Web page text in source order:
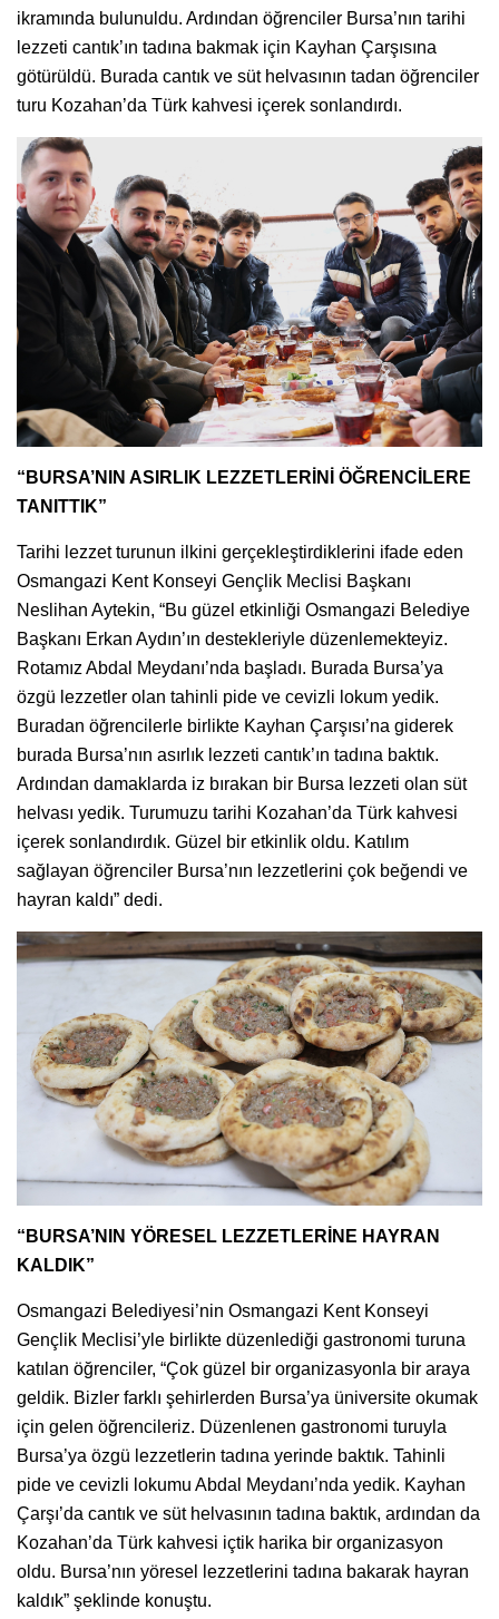
ikramında bulunuldu. Ardından öğrenciler Bursa’nın tarihi
lezzeti cantık’ın tadına bakmak için Kayhan Çarşısına
götürüldü. Burada cantık ve süt helvasının tadan öğrenciler
turu Kozahan’da Türk kahvesi içerek sonlandırdı.
“BURSA’NIN ASIRLIK LEZZETLERİNİ ÖĞRENCİLERE
TANITTIK”
Tarihi lezzet turunun ilkini gerçekleştirdiklerini ifade eden
Osmangazi Kent Konseyi Gençlik Meclisi Başkanı
Neslihan Aytekin, “Bu güzel etkinliği Osmangazi Belediye
Başkanı Erkan Aydın’ın destekleriyle düzenlemekteyiz.
Rotamız Abdal Meydanı’nda başladı. Burada Bursa’ya
özgü lezzetler olan tahinli pide ve cevizli lokum yedik.
Buradan öğrencilerle birlikte Kayhan Çarşısı’na giderek
burada Bursa’nın asırlık lezzeti cantık’ın tadına baktık.
Ardından damaklarda iz bırakan bir Bursa lezzeti olan süt
helvası yedik. Turumuzu tarihi Kozahan’da Türk kahvesi
içerek sonlandırdık. Güzel bir etkinlik oldu. Katılım
sağlayan öğrenciler Bursa’nın lezzetlerini çok beğendi ve
hayran kaldı” dedi.
“BURSA’NIN YÖRESEL LEZZETLERİNE HAYRAN
KALDIK”
Osmangazi Belediyesi’nin Osmangazi Kent Konseyi
Gençlik Meclisi’yle birlikte düzenlediği gastronomi turuna
katılan öğrenciler, “Çok güzel bir organizasyonla bir araya
geldik. Bizler farklı şehirlerden Bursa’ya üniversite okumak
için gelen öğrencileriz. Düzenlenen gastronomi turuyla
Bursa’ya özgü lezzetlerin tadına yerinde baktık. Tahinli
pide ve cevizli lokumu Abdal Meydanı’nda yedik. Kayhan
Çarşı’da cantık ve süt helvasının tadına baktık, ardından da
Kozahan’da Türk kahvesi içtik harika bir organizasyon
oldu. Bursa’nın yöresel lezzetlerini tadına bakarak hayran
kaldık” şeklinde konuştu.